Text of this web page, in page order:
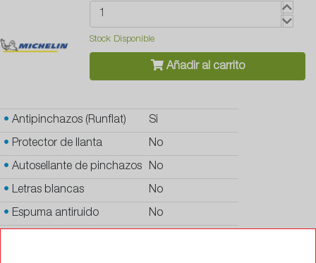
Stock Disponible
Añadir al carrito
• Antipinchazos (Runflat) Si
• Protector de llanta No
• Autosellante de pinchazos No
• Letras blancas No
• Espuma antiruido No